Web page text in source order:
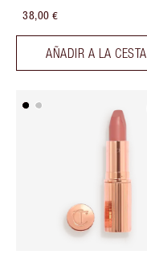
38,00 €
AÑADIR A LA CESTA